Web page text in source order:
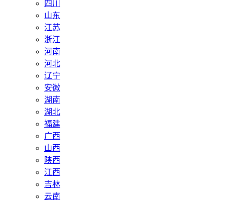
四川
山东
江苏
浙江
河南
河北
辽宁
安徽
湖南
湖北
福建
广西
山西
陕西
江西
吉林
云南